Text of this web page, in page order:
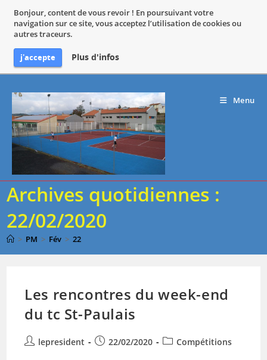
Bonjour, content de vous revoir ! En poursuivant votre
navigation sur ce site, vous acceptez l’utilisation de cookies ou
autres traceurs.
j'accepte Plus d'infos
content
Menu
Archives quotidiennes :
22/02/2020
> PM > Fév > 22
Les rencontres du week-end
du tc St-Paulais
Auteur/autrice
lepresident
Publication
22/02/2020
PostCompétitions